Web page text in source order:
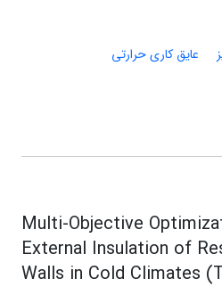
عایق کاری حرارتی
Multi-Objective
External Insulation of
Walls in Cold Climates